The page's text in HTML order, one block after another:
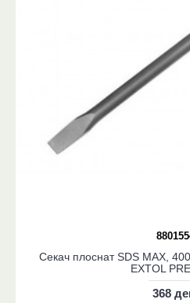
Секач плоснат SDS MAX,
EXTOL
368